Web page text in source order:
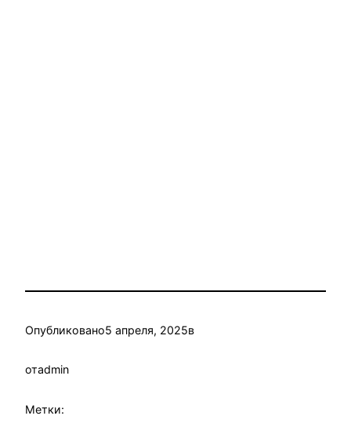
Опубликовано5 апреля, 2025в
отadmin
Метки: